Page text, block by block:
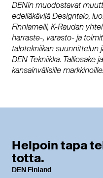
DENin muodostavat
edelläkävijä Designtalo,
Finnlamelli, K-Raudan
harraste-, varasto- ja
talotekniikan suunnittelun
DEN Tekniikka. Talliosake
kansainvälisille
Helpoin tapa
totta.
DEN Finland